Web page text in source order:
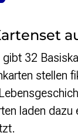
gibt 32
stellen
laden